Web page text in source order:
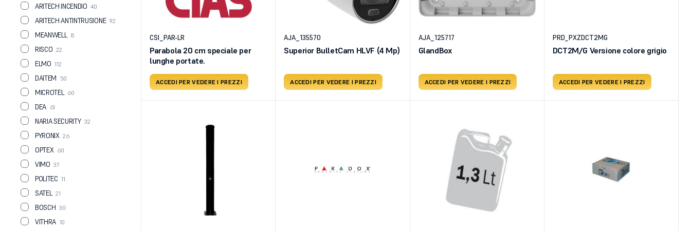
ARITECH INCENDIO 40
ARITECH ANTINTRUSIONE 92
MEANWELL 8
RISCO 22
ELMO 112
DAITEM 50
MICROTEL 60
DEA 61
NARIA SECURITY 32
PYRONIX 26
OPTEX 60
VIMO 37
POLITEC 11
SATEL 21
BOSCH 30
VITHRA 10
CSI_PAR-LR
Parabola 20 cm speciale per
lunghe portate.
ACCEDI PER VEDERE I PREZZI
AJA_135570
Superior BulletCam HLVF (4 Mp)
ACCEDI PER VEDERE I PREZZI
AJA_125717
GlandBox
ACCEDI PER VEDERE I PREZZI
PRD_PXZDCT2MG
DCT2M/G Versione colore grigio
ACCEDI PER VEDERE I PREZZI